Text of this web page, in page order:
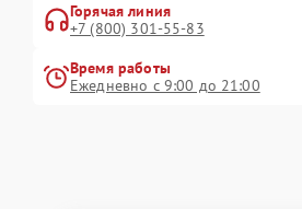
Горячая линия
+7 (800) 301-55-83
Время работы
Ежедневно с 9:00 до 21:00